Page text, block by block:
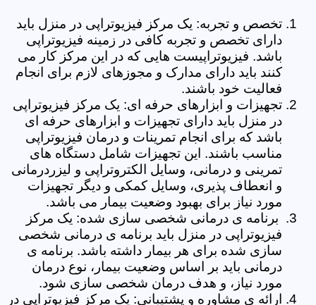
تخصص و تجربه: یک مرکز فیزیوتراپی در منزل باید
دارای تخصص و تجربه کافی در زمینه فیزیوتراپی
باشد. فیزیوتراپیست هایی که در این مرکز کار می
کنند باید دارای مدارک و مجوزهای لازم برای انجام
فعالیت خود باشند.
تجهیزات و ابزارهای حرفه ای: یک مرکز فیزیوتراپی
در منزل باید دارای تجهیزات و ابزارهای حرفه ای
باشد که برای انجام تمرینات و درمان فیزیوتراپی
مناسب باشند. این تجهیزات شامل دستگاه های
تمرینی و درمانی، وسایل الکتروتراپی و لیزردرمانی
و انعطاف پذیری، وسایل کمکی و دیگر تجهیزات
مورد نیاز برای بهبود وضعیت بیمار می باشد.
برنامه ی درمانی شخصی سازی شده: یک مرکز
فیزیوتراپی در منزل باید برنامه ی درمانی شخصی
سازی شده برای هر بیمار داشته باشد. برنامه ی
درمانی باید بر اساس وضعیت بیمار، نوع درمان
مورد نیاز، و هدف درمان شخصی سازی شود.
ارائه ی مشاوره و پشتیبانی: یک مرکز فیزیوتراپی در